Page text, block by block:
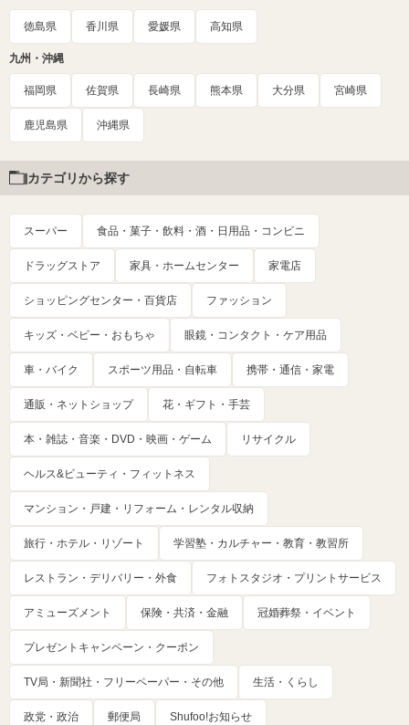
徳島県 香川県 愛媛県 高知県
九州・沖縄
福岡県 佐賀県 長崎県 熊本県 大分県 宮崎県
鹿児島県 沖縄県
カテゴリから探す
スーパー 食品・菓子・飲料・酒・日用品・コンビニ
ドラッグストア 家具・ホームセンター 家電店
ショッピングセンター・百貨店 ファッション
キッズ・ベビー・おもちゃ 眼鏡・コンタクト・ケア用品
車・バイク スポーツ用品・自転車 携帯・通信・家電
通販・ネットショップ 花・ギフト・手芸
本・雑誌・音楽・DVD・映画・ゲーム リサイクル
ヘルス&ビューティ・フィットネス
マンション・戸建・リフォーム・レンタル収納
旅行・ホテル・リゾート 学習塾・カルチャー・教育・教習所
レストラン・デリバリー・外食 フォトスタジオ・プリントサービス
アミューズメント 保険・共済・金融 冠婚葬祭・イベント
プレゼントキャンペーン・クーポン
TV局・新聞社・フリーペーパー・その他 生活・くらし
政党・政治 郵便局 Shufoo!お知らせ